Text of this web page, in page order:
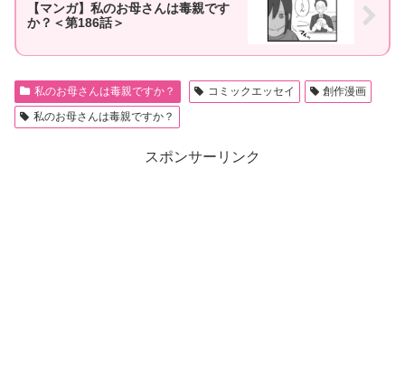
【マンガ】私のお母さんは毒親です
か？＜第186話＞
私のお母さんは毒親ですか？ コミックエッセイ
創作漫画
私のお母さんは毒親ですか？
スポンサーリンク